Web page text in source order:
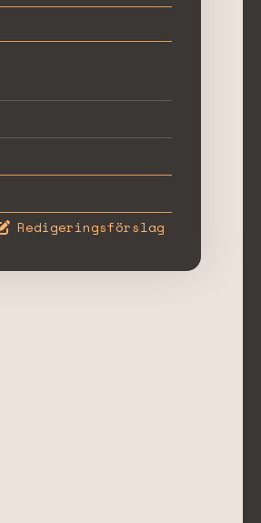
Redigeringsförslag